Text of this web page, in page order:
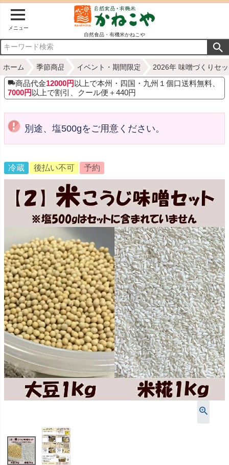
メニュー
自然食品・有機米かねこや
ホーム 季節商品 イベント・期間限定 2026年 味噌づくりセ
商品代金12000円 以上で本州・四国・九州１個口送料無料、
7000円 以上で割引、クール便＋440円
別途、塩500gをご用意ください。
冷蔵 後払い不可 予約